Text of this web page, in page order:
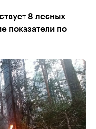
8 лесных
показатели по